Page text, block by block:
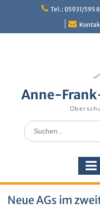
Tel.: 05931/595
Anne-
Search
for:
Neue AGs im